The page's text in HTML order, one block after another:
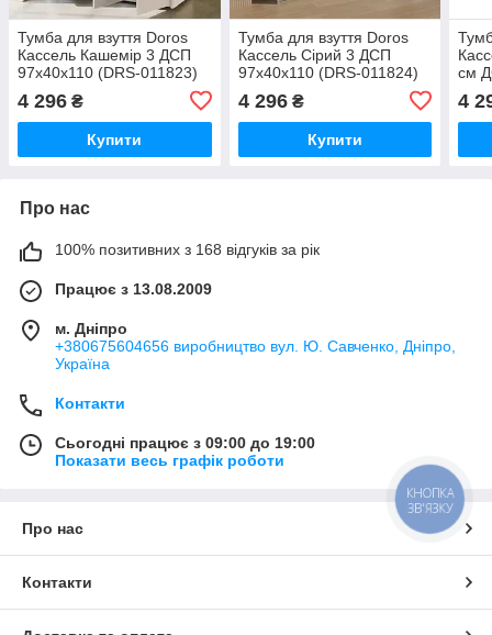
Тумба для взуття Doros
Кассель Кашемір 3 ДСП
97х40х110 (DRS-011823)
4 296 ₴
Купити
Тумба для взуття Doros
Кассель Сірий 3 ДСП
97х40х110 (DRS-011824)
4 296₴
Купити
см
4
Про нас
100% позитивних з 168 відгуків за рік
Працює з 13.08.2009
м. Дніпро
+380675604656 виробництво вул. Ю. Савченко, Дніпро,
Україна
Контакти
Сьогодні працює з 09:00 до 19:00
Показати весь графік роботи
Про нас
Контакти
КНОПКА
ЗВ'ЯЗКУ